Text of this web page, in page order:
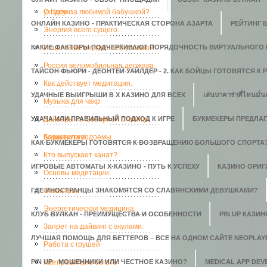
ОНЛАЙН КАЗИНО - ПРАКТИЧЕСКАЯ СТОРОНА АЗАРТА РЕЙТИНГ
КАКИЕ ФАКТОРЫ ПОДЧЕРКИВАЮТ ПОРЯДОЧНОСТЬ ВИРТУАЛЬНОГО
ТАЙСОН ФЬЮРИ - ДЕОНТЕЙ УАЙЛДЕР - 2. КАК БОЙЦЫ ГОТОВЯТСЯ К
УДАЧНЫЕ ВЫИГРЫШИ В X КАЗИНО ДЛЯ ВСЕХ เล่นบาคาร่าที่ไหนมั่น
УДАЧА ИЛИ ПРАВИЛЬНЫЙ ПОДХОД К ИГРЕ БУКМЕКЕРЫ
КАК БУКМЕКЕРЫ ГОТОВЯТСЯ К ВОЗВРАЩЕНИЮ БОЛЬШОГО
ИГРОВЫЕ АВТОМАТЫ Х-КАЗИНО - ПУТЬ К УСПЕХУ КАЗИНО
ГДЕ ИНОСТРАНЦЫ ЗНАКОМЯТСЯ СО СЛАВЯНСКИМИ ДЕВУШКАМИ?
КЛУБ ВУЛКАН - ПРЕИМУЩЕСТВА И ОСОБЕННОСТИ PIN UP
ЛУЧШАЯ ПОМОЩЬ ДЛЯ БЕТТЕРОВ – ВСЕ НА ОДНОМ САЙТЕ
PIN UP - МОШЕННИКИ ИЛИ ЧЕСТНОЕ КАЗИНО? MEDICAL APP
уходом за любимой бабушкой?
О Цигун
Энергия всего сущего
Исцеление внутренней улыбкой
Россия веломобильная держава
Как действует медитация.
Музыка для чакр
Дайверы из Северной столицы
почистили водоемы.
Баранки гну!
Кто выпускает канат?
Основы медитации.
О мантрах
Энергетическая медицина
Запрет на дайвинг с акулами.
Работа с грушей
Как правильно бегать